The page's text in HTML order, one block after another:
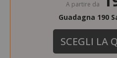
A partire da
Guadagna 190
SCEGLI LA